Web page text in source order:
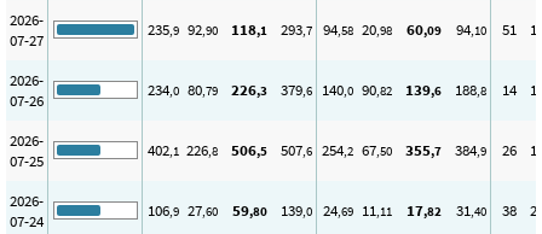
2026-
07-27
235,9 92,90 118,1 293,7 94,58 20,98 60,09 94,10 51
2026-
07-26
234,0 80,79 226,3 379,6 140,0 90,82 139,6 188,8 14
2026-
07-25
402,1 226,8 506,5 507,6 254,2 67,50 355,7 384,9 26
2026-
07-24
106,9 27,60 59,80 139,0 24,69 11,11 17,82 31,40 38